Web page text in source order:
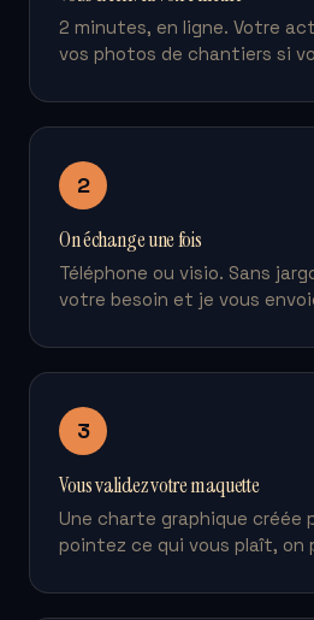
2 minutes, en ligne. Votre
vos photos de chantiers si
2
On échange une fois
Téléphone ou visio. Sans
votre besoin et je vous
3
Vous validez votre maquette
Une charte graphique créée
pointez ce qui vous plaît, on